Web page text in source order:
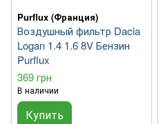
Purflux (Франция)
Воздушный фильтр Dacia
Logan 1.4 1.6 8V Бензин
Purflux
369 грн
В наличии
Купить